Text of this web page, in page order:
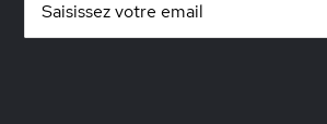
notre